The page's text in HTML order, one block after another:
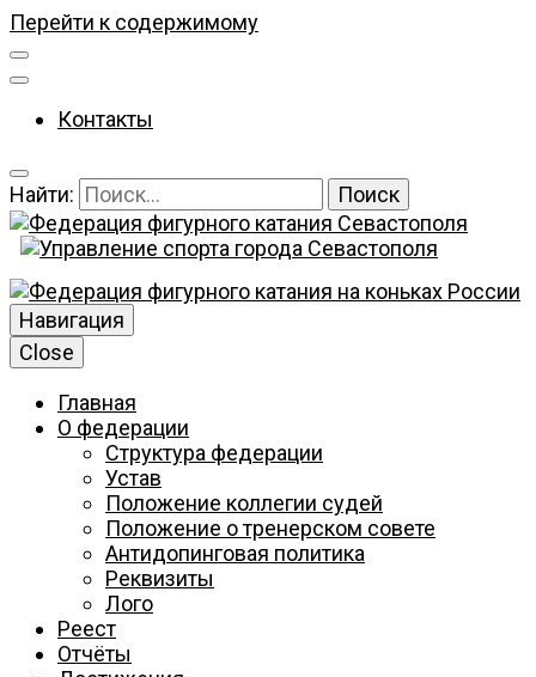
Перейти к содержимому
Контакты
Найти:
Федерация
фигурного
катания
Севастополя
Навигация
Close
Главная
О федерации
Структура федерации
Устав
Положение коллегии судей
Положение о тренерском совете
Антидопинговая политика
Реквизиты
Лого
Реест
Отчёты